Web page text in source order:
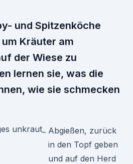
und Spitzenköche
Kräuter am
der Wiese zu
lernen sie, was die
wie sie schmecken
Abgießen, zurück
in den Topf geben
und auf den Herd